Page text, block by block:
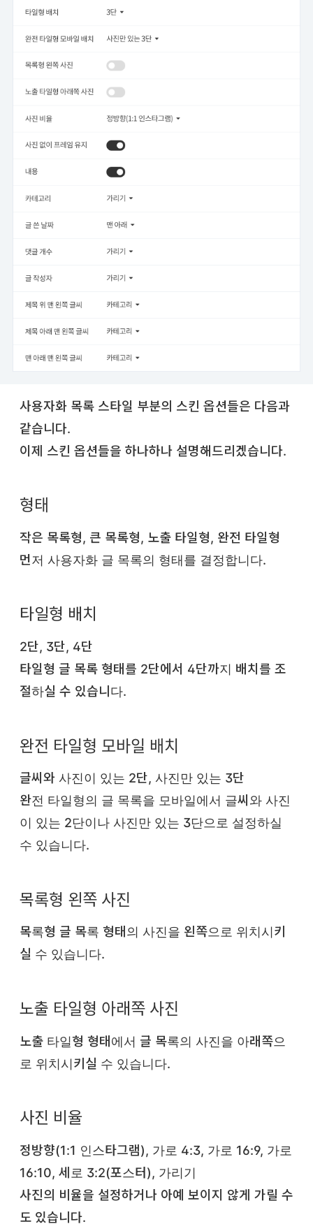
사용자화 목록 스타일 부분의 스킨 옵션들은 다음과
같습니다.
이제 스킨 옵션들을 하나하나 설명해드리겠습니다.
형태
작은 목록형, 큰 목록형, 노출 타일형, 완전 타일형
먼저 사용자화 글 목록의 형태를 결정합니다.
타일형 배치
2단, 3단, 4단
타일형 글 목록 형태를 2단에서 4단까지 배치를 조
절하실 수 있습니다.
완전 타일형 모바일 배치
글씨와 사진이 있는 2단, 사진만 있는 3단
완전 타일형의 글 목록을 모바일에서 글씨와 사진
이 있는 2단이나 사진만 있는 3단으로 설정하실
수 있습니다.
목록형 왼쪽 사진
목록형 글 목록 형태의 사진을 왼쪽으로 위치시키
실 수 있습니다.
노출 타일형 아래쪽 사진
노출 타일형 형태에서 글 목록의 사진을 아래쪽으
로 위치시키실 수 있습니다.
사진 비율
정방향(1:1 인스타그램), 가로 4:3, 가로 16:9, 가로
16:10, 세로 3:2(포스터), 가리기
사진의 비율을 설정하거나 아예 보이지 않게 가릴 수
도 있습니다.